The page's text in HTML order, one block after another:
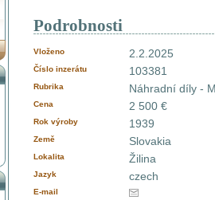
Podrobnosti
Vloženo 2.2.2025
Číslo inzerátu 103381
Rubrika Náhradní díly -
Cena 2 500 €
Rok výroby 1939
Země Slovakia
Lokalita Žilina
Jazyk czech
E-mail